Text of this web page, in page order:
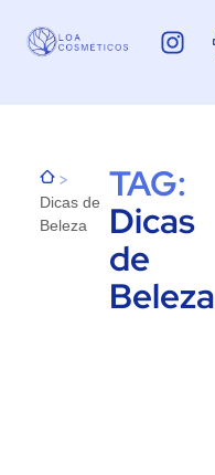
>
Dicas de
Beleza
TAG:
Dicas
de
Beleza